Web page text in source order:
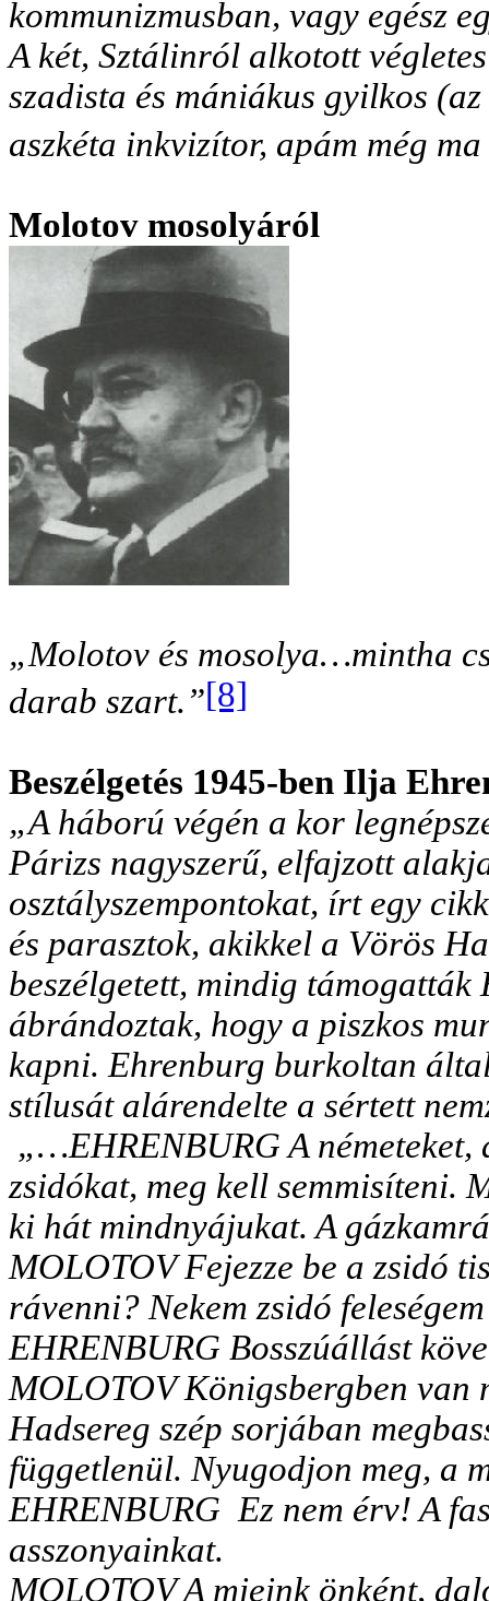
kommunizmusban, vagy egész
A két, Sztálinról alkotott
szadista és mániákus gyilkos
aszkéta inkvizítor, apám még
Molotov mosolyáról
„Molotov és mosolya…mintha
darab szart.”[8]
Beszélgetés 1945-ben Ilja
„A háború végén a kor
Párizs nagyszerű, elfajzott
osztályszempontokat, írt egy
és parasztok, akikkel a Vörös
beszélgetett, mindig
ábrándoztak, hogy a piszkos
kapni. Ehrenburg burkoltan
stílusát alárendelte a sértett
„…EHRENBURG A németeket,
zsidókat, meg kell
ki hát mindnyájukat. A
MOLOTOV Fejezze be a zsidó
rávenni? Nekem zsidó
EHRENBURG Bosszúállást
MOLOTOV Königsbergben van
Hadsereg szép sorjában
függetlenül. Nyugodjon meg, a
EHRENBURG Ez nem érv! A
asszonyainkat.
MOLOTOV A mieink önként,